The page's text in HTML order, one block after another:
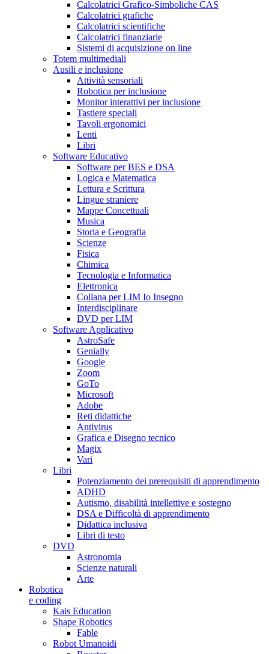
Calcolatrici Grafico-Simboliche CAS
Calcolatrici grafiche
Calcolatrici scientifiche
Calcolatrici finanziarie
Sistemi di acquisizione on line
Totem multimediali
Ausili e inclusione
Attività sensoriali
Robotica per inclusione
Monitor interattivi per inclusione
Tastiere speciali
Tavoli ergonomici
Lenti
Libri
Software Educativo
Software per BES e DSA
Logica e Matematica
Lettura e Scrittura
Lingue straniere
Mappe Concettuali
Musica
Storia e Geografia
Scienze
Fisica
Chimica
Tecnologia e Informatica
Elettronica
Collana per LIM Io Insegno
Interdisciplinare
DVD per LIM
Software Applicativo
AstroSafe
Genially
Google
Zoom
GoTo
Microsoft
Adobe
Reti didattiche
Antivirus
Grafica e Disegno tecnico
Magix
Vari
Libri
Potenziamento dei prerequisiti di apprendimento
ADHD
Autismo, disabilità intellettive e sostegno
DSA e Difficoltà di apprendimento
Didattica inclusiva
Libri di testo
DVD
Astronomia
Scienze naturali
Arte
Robotica
e coding
Kais Education
Shape Robotics
Fable
Robot Umanoidi